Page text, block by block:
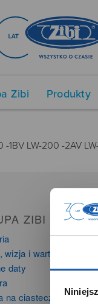
Zibi Produkty
-1BV LW-200 -2AV
ZIBI
wizja i wartości Grupy
daty
na ciasteczka